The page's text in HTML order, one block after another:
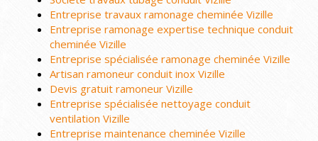
Entreprise travaux ramonage cheminée Vizille
Entreprise ramonage expertise technique conduit
cheminée Vizille
Entreprise spécialisée ramonage cheminée Vizille
Artisan ramoneur conduit inox Vizille
Devis gratuit ramoneur Vizille
Entreprise spécialisée nettoyage conduit
ventilation Vizille
Entreprise maintenance cheminée Vizille